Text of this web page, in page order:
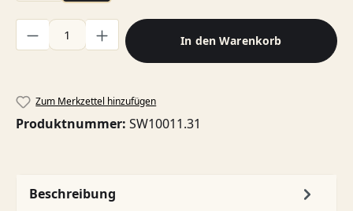
Produkt Anzahl: Gib den gewünschten Wert ein oder
In den Warenkorb
Zum Merkzettel hinzufügen
Produktnummer: SW10011.31
Beschreibung